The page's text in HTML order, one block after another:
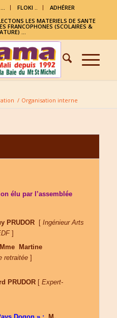
… FLOKI ..
ADHÉRER
LES MATERIELS DE SANTE
FRANCOPHONES (SCOLAIRES &
...
/ Organisation interne
élu par l’assemblée
PRUDOR[ Ingénieur Arts
]
Mme Martine
retraitée]
PRUDOR[ Expert-